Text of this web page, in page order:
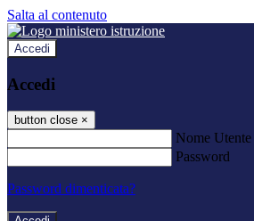
Salta al contenuto
Accedi
Accedi
button close ×
Nome Utente
Password
Password dimenticata?